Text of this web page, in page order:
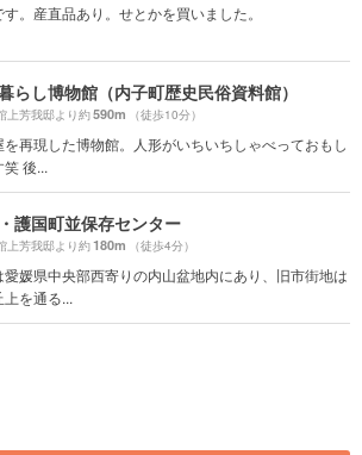
。産直品あり。せとかを買いました。
らし博物館（内子町歴史民俗資料館）
上芳我邸より約590m （徒歩10分）
を再現した博物館。人形がいちいちしゃべっておもし
後...
護国町並保存センター
上芳我邸より約180m （徒歩4分）
愛媛県中央部西寄りの内山盆地内にあり、旧市街地は
を通る...